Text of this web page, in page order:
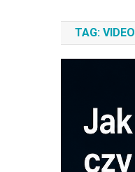
TAG: VIDEO